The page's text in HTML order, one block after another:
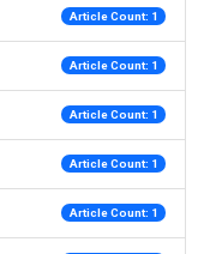
Article Count: 1
Article Count: 1
Article Count: 1
Article Count: 1
Article Count: 1